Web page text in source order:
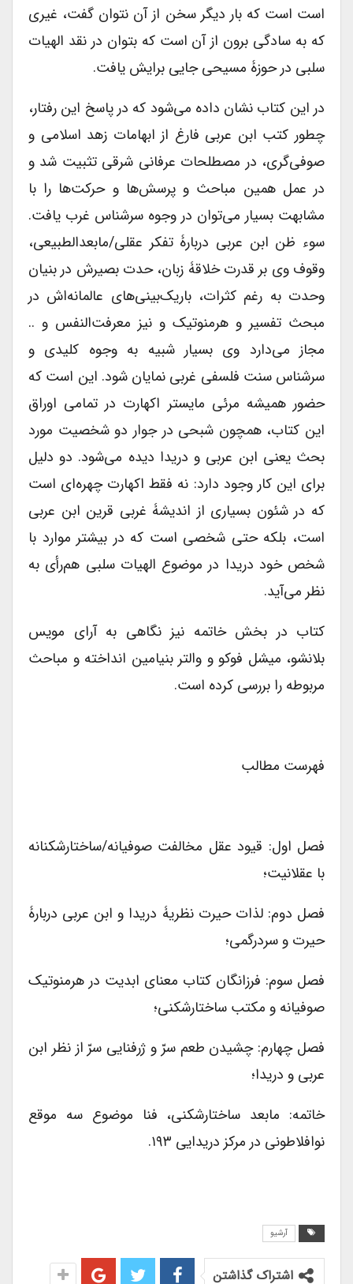
است است که بار دیگر سخن از آن نتوان گفت، غیری
که به سادگی برون از آن است که بتوان در نقد الهیات
سلبی در حوزۀ مسیحی جایی برایش یافت.
در این کتاب نشان داده می‌شود که در پاسخ این رفتار،
چطور کتب ابن عربی فارغ از ابهامات زهد اسلامی و
صوفی‌گری، در مصطلحات عرفانی شرقی تثبیت شد و
در عمل همین مباحث و پرسش‌ها و حرکت‌ها را با
مشابهت بسیار می‌توان در وجوه سرشناس غرب یافت.
سوء ظن ابن عربی دربارۀ تفکر عقلی/مابعدالطبیعی،
وقوف وی بر قدرت خلاقۀ زبان، حدت بصیرش در بنیان
وحدت به رغم کثرات، باریک‌بینی‌های عالمانه‌اش در
مبحث تفسیر و هرمنوتیک و نیز معرفت‌النفس و ..
مجاز می‌دارد وی بسیار شبیه به وجوه کلیدی و
سرشناس سنت فلسفی غربی نمایان شود. این است که
حضور همیشه مرئی مایستر اکهارت در تمامی اوراق
این کتاب، همچون شبحی در جوار دو شخصیت مورد
بحث یعنی ابن عربی و دریدا دیده می‌شود. دو دلیل
برای این کار وجود دارد: نه فقط اکهارت چهره‌ای است
که در شئون بسیاری از اندیشۀ غربی قرین ابن عربی
است، بلکه حتی شخصی است که در بیشتر موارد با
شخص خود دریدا در موضوع الهیات سلبی هم‌رأی به
نظر می‌‌آید.
کتاب در بخش خاتمه نیز نگاهی به آرای مویس
بلانشو، میشل فوکو و والتر بنیامین انداخته و مباحث
مربوطه را بررسی کرده است.
فهرست مطالب
فصل اول: قیود عقل مخالفت صوفیانه/ساختارشکنانه
با عقلانیت؛
فصل دوم: لذات حیرت نظریۀ دریدا و ابن عربی دربارۀ
حیرت و سردرگمی؛
فصل سوم: فرزانگان کتاب معنای ابدیت در هرمنوتیک
صوفیانه و مکتب ساختارشکنی؛
فصل چهارم: چشیدن طعم سرّ و ژرفنایی سرّ از نظر ابن
عربی و دریدا؛
خاتمه: مابعد ساختارشکنی، فنا موضوع سه موقع
نوافلاطونی در مرکز دریدایی ۱۹۳.
آرشیو
اشتراک گذاشتن